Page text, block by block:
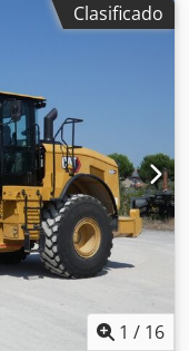
Clasificado
1 / 16